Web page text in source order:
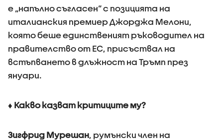
е „напълно съгласен“ с позицията на
италианския премиер Джорджа Мелони,
която беше единственият ръководител на
правителство от ЕС, присъствал на
встъпването в длъжност на Тръмп през
януари.
♦ Какво казват критиците му?
Зигфрид Мурешан, румънски член на